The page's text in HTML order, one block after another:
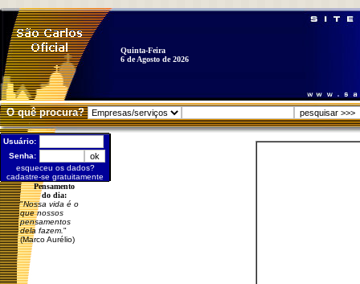
Quinta-Feira
6 de Agosto de 2026
O quê procura?
Usuário:
Senha:
esqueceu os dados?
cadastre-se gratuitamente
Pensamento
do dia:
"Nossa vida é o
que nossos
pensamentos
dela fazem. "
(Marco Aurélio)